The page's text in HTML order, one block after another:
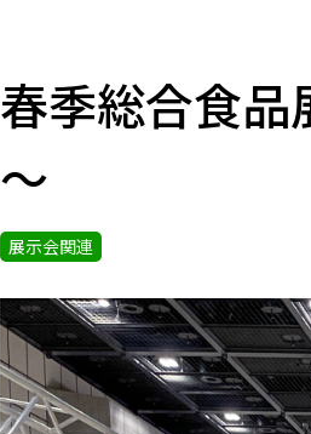
春季総合食
～
展示会関連